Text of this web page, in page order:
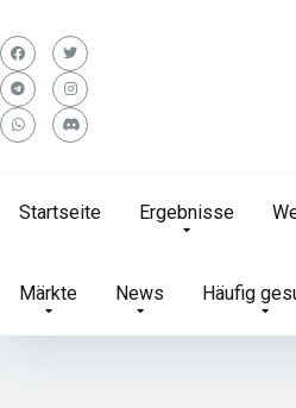
Startseite Ergebnisse
Märkte News Häufig